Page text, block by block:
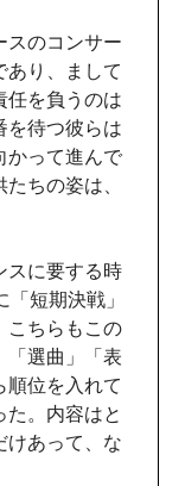
スのコンサー
あり、まして
任を負うのは
を待つ彼らは
かって進んで
ちの姿は、
スに要する時
短期決戦」
こちらもこの
「選曲」「表
位を入れて
。内容はと
けあって、な